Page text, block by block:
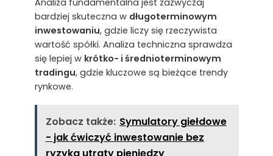
Analiza fundamentalna jest zazwyczaj
bardziej skuteczna w długoterminowym
inwestowaniu, gdzie liczy się rzeczywista
wartość spółki. Analiza techniczna sprawdza
się lepiej w krótko- i średnioterminowym
tradingu, gdzie kluczowe są bieżące trendy
rynkowe.
Zobacz także: Symulatory giełdowe
- jak ćwiczyć inwestowanie bez
ryzyka utraty pieniędzy